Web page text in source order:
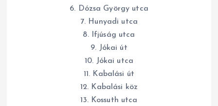
6. Dózsa György utca
7. Hunyadi utca
8. Ifjúság utca
9. Jókai út
10. Jókai utca
11. Kabalási út
12. Kabalási köz
13. Kossuth utca